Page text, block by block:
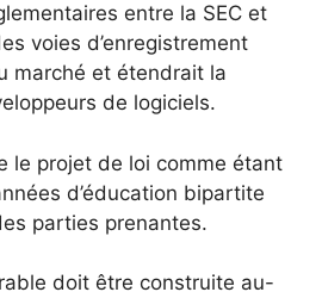
entre la SEC et
voies d’enregistrement
marché et étendrait la
de logiciels.
le projet de loi comme étant
d’éducation bipartite
parties prenantes.
doit être construite au-